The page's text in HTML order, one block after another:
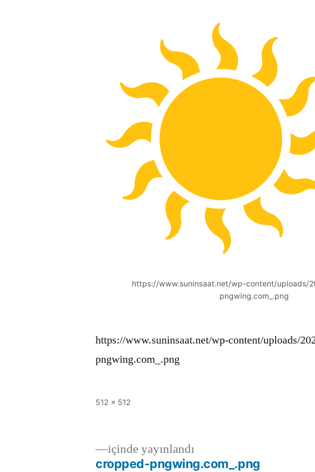
https://www.suninsaat.net/wp-content/uploads/
pngwing.com_.png
https://www.suninsaat.net/wp-content/uploads/
pngwing.com_.png
512 × 512
içinde yayınlandı
cropped-pngwing.com_.png